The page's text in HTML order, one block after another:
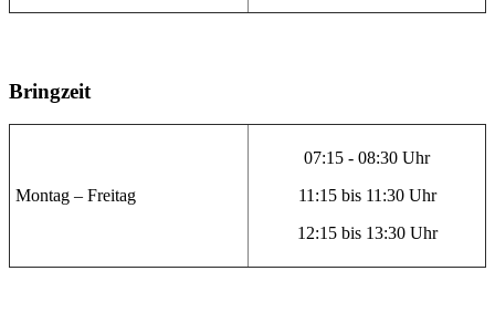
Bringzeit
Montag – Freitag
07:15 - 08:30 Uhr
11:15 bis 11:30 Uhr
12:15 bis 13:30 Uhr